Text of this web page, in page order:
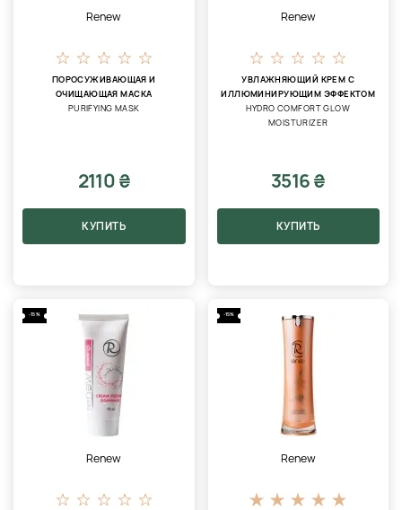
Renew
ПОРОСУЖИВАЮЩАЯ И
ОЧИЩАЮЩАЯ МАСКА
PURIFYING MASK
2110 ₴
КУПИТЬ
Renew
УВЛАЖНЯЮЩИЙ КРЕМ С
ИЛЛЮМИНИРУЮЩИМ ЭФФЕКТОМ
HYDRO COMFORT GLOW
MOISTURIZER
3516 ₴
КУПИТЬ
-15%
Renew
-15%
Renew